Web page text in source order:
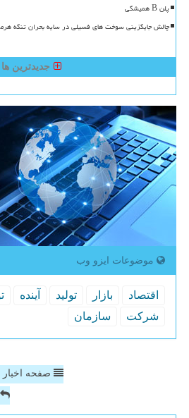
پلن B همیشگی
چالش جایگزینی سوخت های فسیلی در سایه بحران تنگه
جدیدترین ها
موضوعات ایزو وب
اقتصاد بازار تولید آینده
شركت
سازمان
صفحه اخبار